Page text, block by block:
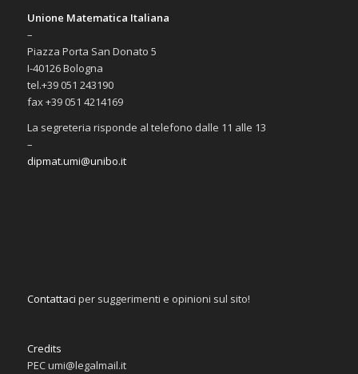
Unione Matematica Italiana
–
Piazza Porta San Donato 5
I-40126 Bologna
tel.+39 051 243190
fax +39 051 4214169
La segreteria risponde al telefono dalle 11 alle 13
–
dipmat.umi@unibo.it
Contattaci per suggerimenti e opinioni sul sito!
Credits
PEC umi@legalmail.it